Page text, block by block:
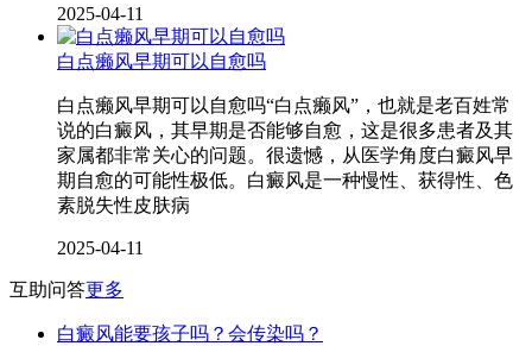
2025-04-11
白点癞风早期可以自愈吗
白点癞风早期可以自愈吗“白点癞风”，也就是老百姓常
说的白癜风，其早期是否能够自愈，这是很多患者及其
家属都非常关心的问题。很遗憾，从医学角度白癜风早
期自愈的可能性极低。白癜风是一种慢性、获得性、色
素脱失性皮肤病
2025-04-11
互助问答更多
白癜风能要孩子吗？会传染吗？